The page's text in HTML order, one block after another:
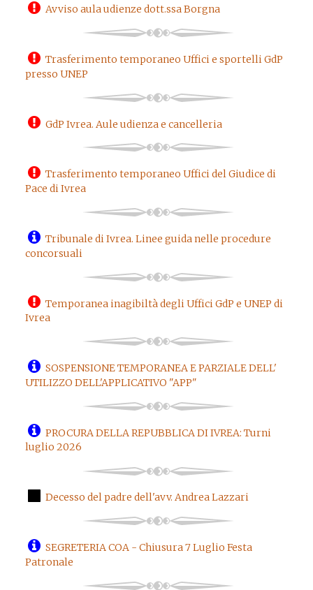
Avviso aula udienze dott.ssa Borgna
Trasferimento temporaneo Uffici e sportelli GdP
presso UNEP
GdP Ivrea. Aule udienza e cancelleria
Trasferimento temporaneo Uffici del Giudice di
Pace di Ivrea
Tribunale di Ivrea. Linee guida nelle procedure
concorsuali
Temporanea inagibiltà degli Uffici GdP e UNEP di
Ivrea
SOSPENSIONE TEMPORANEA E PARZIALE DELL'
UTILIZZO DELL'APPLICATIVO "APP"
PROCURA DELLA REPUBBLICA DI IVREA: Turni
luglio 2026
Decesso del padre dell'avv. Andrea Lazzari
SEGRETERIA COA - Chiusura 7 Luglio Festa
Patronale